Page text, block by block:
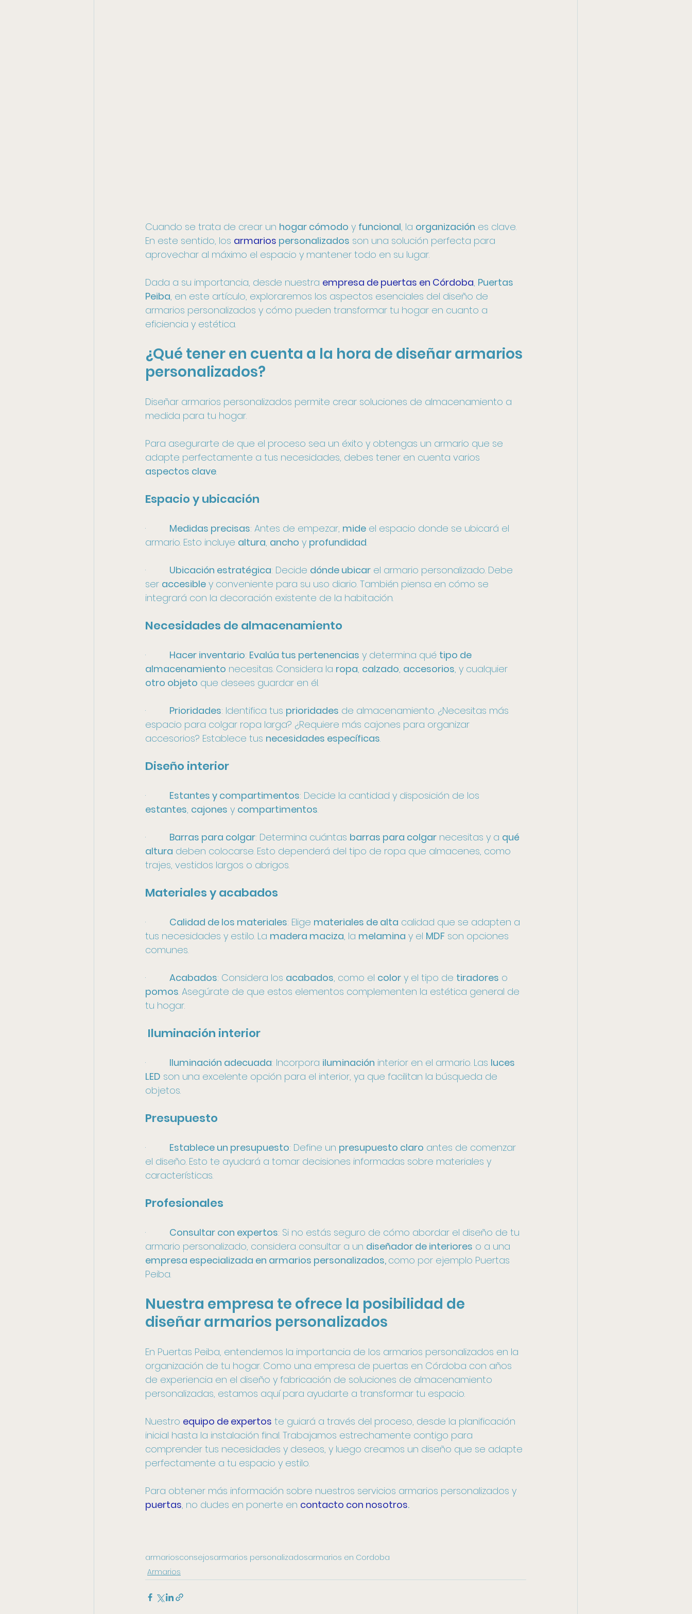
Cuando se trata de crear un hogar cómodo y funcional, la organización es clave.
En este sentido, los armarios personalizados son una solución perfecta para
aprovechar al máximo el espacio y mantener todo en su lugar.
Dada a su importancia, desde nuestra empresa de puertas en Córdoba, Puertas
Peiba, en este artículo, exploraremos los aspectos esenciales del diseño de
armarios personalizados y cómo pueden transformar tu hogar en cuanto a
eficiencia y estética.
¿Qué tener en cuenta a la hora de diseñar armarios
personalizados?
Diseñar armarios personalizados permite crear soluciones de almacenamiento a
medida para tu hogar.
Para asegurarte de que el proceso sea un éxito y obtengas un armario que se
adapte perfectamente a tus necesidades, debes tener en cuenta varios
aspectos clave.
Espacio y ubicación
· Medidas precisas: Antes de empezar, mide el espacio donde se ubicará el
armario. Esto incluye altura, ancho y profundidad.
· Ubicación estratégica: Decide dónde ubicar el armario personalizado. Debe
ser accesible y conveniente para su uso diario. También piensa en cómo se
integrará con la decoración existente de la habitación.
Necesidades de almacenamiento
· Hacer inventario: Evalúa tus pertenencias y determina qué tipo de
almacenamiento necesitas. Considera la ropa, calzado, accesorios, y cualquier
otro objeto que desees guardar en él.
· Prioridades: Identifica tus prioridades de almacenamiento. ¿Necesitas más
espacio para colgar ropa larga? ¿Requiere más cajones para organizar
accesorios? Establece tus necesidades específicas.
Diseño interior
· Estantes y compartimentos: Decide la cantidad y disposición de los
estantes, cajones y compartimentos.
· Barras para colgar: Determina cuántas barras para colgar necesitas y a qué
altura deben colocarse. Esto dependerá del tipo de ropa que almacenes, como
trajes, vestidos largos o abrigos.
Materiales y acabados
· Calidad de los materiales: Elige materiales de alta calidad que se adapten a
tus necesidades y estilo. La madera maciza, la melamina y el MDF son opciones
comunes.
· Acabados: Considera los acabados, como el color y el tipo de tiradores o
pomos. Asegúrate de que estos elementos complementen la estética general de
tu hogar.
Iluminación interior
· Iluminación adecuada: Incorpora iluminación interior en el armario. Las luces
LED son una excelente opción para el interior, ya que facilitan la búsqueda de
objetos.
Presupuesto
· Establece un presupuesto: Define un presupuesto claro antes de comenzar
el diseño. Esto te ayudará a tomar decisiones informadas sobre materiales y
características.
Profesionales
· Consultar con expertos: Si no estás seguro de cómo abordar el diseño de tu
armario personalizado, considera consultar a un diseñador de interiores o a una
empresa especializada en armarios personalizados, como por ejemplo Puertas
Peiba.
Nuestra empresa te ofrece la posibilidad de
diseñar armarios personalizados
En Puertas Peiba, entendemos la importancia de los armarios personalizados en la
organización de tu hogar. Como una empresa de puertas en Córdoba con años
de experiencia en el diseño y fabricación de soluciones de almacenamiento
personalizadas, estamos aquí para ayudarte a transformar tu espacio.
Nuestro equipo de expertos te guiará a través del proceso, desde la planificación
inicial hasta la instalación final. Trabajamos estrechamente contigo para
comprender tus necesidades y deseos, y luego creamos un diseño que se adapte
perfectamente a tu espacio y estilo.
Para obtener más información sobre nuestros servicios armarios personalizados y
puertas, no dudes en ponerte en contacto con nosotros.
armariosconsejosarmarios personalizadosarmarios en Cordoba
Armarios